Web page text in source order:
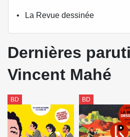
La Revue dessinée
Dernières
Vincent Mahé
BD BD